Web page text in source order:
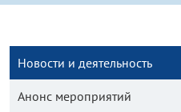
Новости и деятельность
Анонс мероприятий